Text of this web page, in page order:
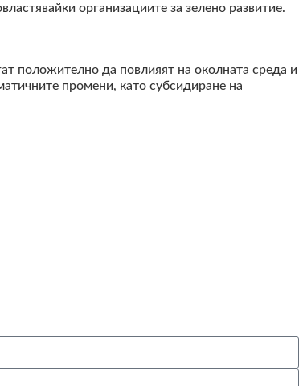
организациите за зелено развитие.
положително да повлияят на околната среда и
промени, като субсидиране на